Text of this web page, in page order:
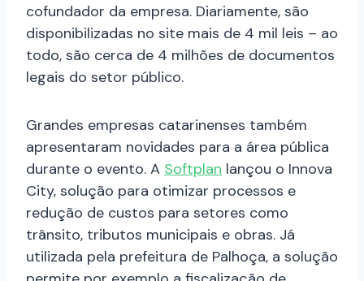
cofundador da empresa. Diariamente, são
disponibilizadas no site mais de 4 mil leis – ao
todo, são cerca de 4 milhões de documentos
legais do setor público.
Grandes empresas catarinenses também
apresentaram novidades para a área pública
durante o evento. A Softplan lançou o Innova
City, solução para otimizar processos e
redução de custos para setores como
trânsito, tributos municipais e obras. Já
utilizada pela prefeitura de Palhoça, a solução